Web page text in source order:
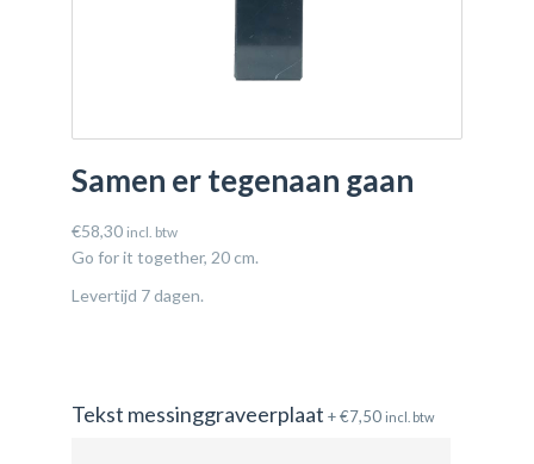
Samen er tegenaan gaan
€58,30 incl. btw
Go for it together, 20 cm.
Levertijd 7 dagen.
Tekst messinggraveerplaat +€7,50 incl. btw